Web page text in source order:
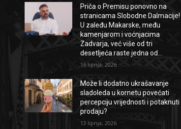
Priča o Premisu ponovno na
stranicama Slobodne Dalmacije!
U zaleđu Makarske, među
kamenjarom i voćnjacima
Zadvarja, već više od tri
desetljeća raste jedna od...
16 lipnja, 2026
Može li dodatno ukrašavanje
sladoleda u kornetu povećati
percepciju vrijednosti i potaknuti
prodaju?
13 lipnja, 2026